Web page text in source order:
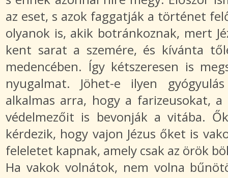
az eset, s azok faggatják a történet
olyanok is, akik botránkoznak, mert
kent sarat a szemére, és kívánta
medencében. Így kétszeresen is
nyugalmat. Jöhet-e ilyen
alkalmas arra, hogy a farizeusokat,
védelmezőit is bevonják a vitába.
kérdezik, hogy vajon Jézus őket is
feleletet kapnak, amely csak az örök
Ha vakok volnátok, nem volna